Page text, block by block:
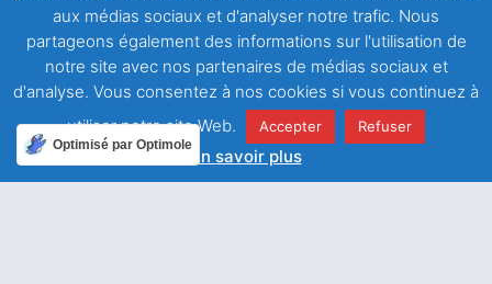
Date de parution : 19 mars 2016
Maison d'édition :
CEF Diocèse de Metz
Radio
Jerico
Catégorie : Le Pape François : les premiers livres
aux médias sociaux et d'analyser notre trafic. Nous
partageons également des informations sur l'utilisation de
notre site avec nos partenaires de médias sociaux et
d'analyse. Vous consentez à nos cookies si vous continuez à
utiliser notre site Web.
Accepter Refuser
En savoir plus
Optimisé par Optimole